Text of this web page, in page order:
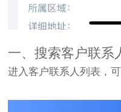
一、搜索客户联系
进入客户联系人列表，